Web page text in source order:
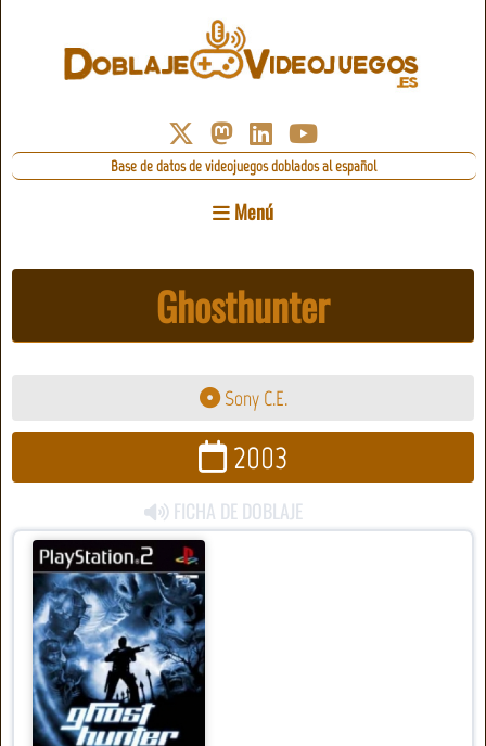
Base de datos de videojuegos doblados al español
Menú
Ghosthunter
Sony C.E.
2003
FICHA DE DOBLAJE